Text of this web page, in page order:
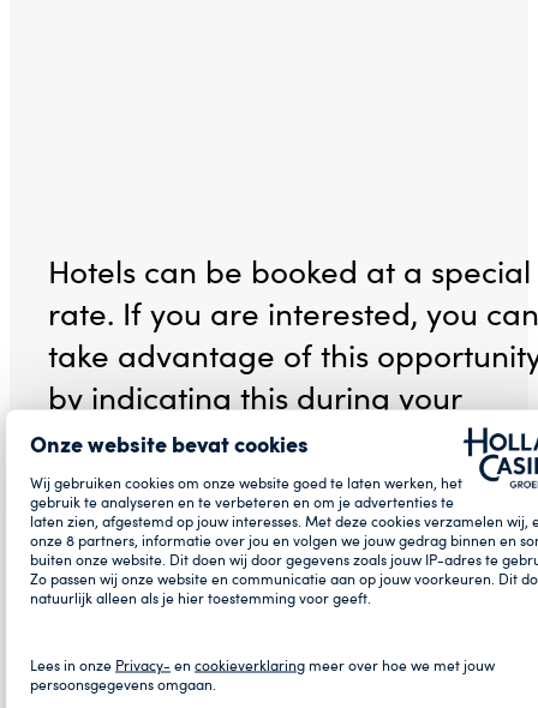
Onze website bevat cookies
Wij gebruiken cookies om onze website goed te laten werken, het
gebruik te analyseren en te verbeteren en om je advertenties te
laten zien, afgestemd op jouw interesses. Met deze cookies verzamelen wij,
onze8 partners, informatie over jou en volgen we jouw gedrag binnen en
buiten onze website. Dit doen wij door gegevens zoals jouw IP-adres te
Zo passen wij onze website en communicatie aan op jouw voorkeuren. Dit
natuurlijk alleen als je hier toestemming voor geeft.
Lees in onze Privacy- encookieverklaring meer over hoe we met jouw
persoonsgegevens omgaan.
Hotels can be booked at a special
rate. If you are interested, you can
take advantage of this
by indicating this during your
registration.